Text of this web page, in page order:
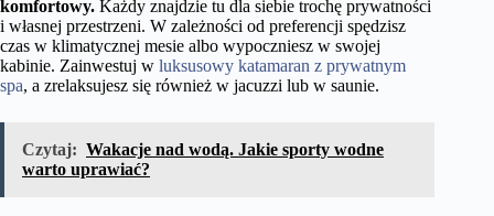
komfortowy. Każdy znajdzie tu dla siebie trochę prywatności
i własnej przestrzeni. W zależności od preferencji spędzisz
czas w klimatycznej mesie albo wypoczniesz w swojej
kabinie. Zainwestuj w luksusowy katamaran z prywatnym
spa, a zrelaksujesz się również w jacuzzi lub w saunie.
Czytaj: Wakacje nad wodą. Jakie sporty wodne
warto uprawiać?